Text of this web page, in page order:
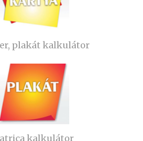
plakát kalkulátor
kalkulátor